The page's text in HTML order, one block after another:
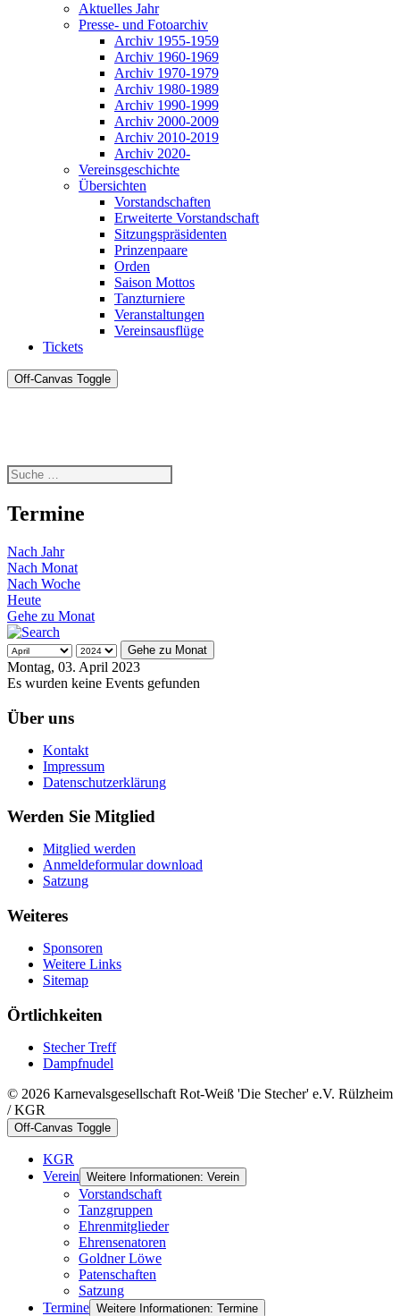
Aktuelles Jahr
Presse- und Fotoarchiv
Archiv 1955-1959
Archiv 1960-1969
Archiv 1970-1979
Archiv 1980-1989
Archiv 1990-1999
Archiv 2000-2009
Archiv 2010-2019
Archiv 2020-
Vereinsgeschichte
Übersichten
Vorstandschaften
Erweiterte Vorstandschaft
Sitzungspräsidenten
Prinzenpaare
Orden
Saison Mottos
Tanzturniere
Veranstaltungen
Vereinsausflüge
Tickets
Off-Canvas Toggle
Termine
Nach Jahr
Nach Monat
Nach Woche
Heute
Gehe zu Monat
Gehe zu Monat
Montag, 03. April 2023
Es wurden keine Events gefunden
Über uns
Kontakt
Impressum
Datenschutzerklärung
Werden Sie Mitglied
Mitglied werden
Anmeldeformular download
Satzung
Weiteres
Sponsoren
Weitere Links
Sitemap
Örtlichkeiten
Stecher Treff
Dampfnudel
© 2026 Karnevalsgesellschaft Rot-Weiß 'Die Stecher' e.V. Rülzheim
/ KGR
Off-Canvas Toggle
KGR
Verein Weitere Informationen: Verein
Vorstandschaft
Tanzgruppen
Ehrenmitglieder
Ehrensenatoren
Goldner Löwe
Patenschaften
Satzung
Termine Weitere Informationen: Termine